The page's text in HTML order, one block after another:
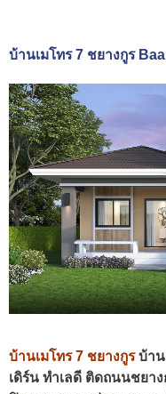
บ้านเมโทร 7 ชยางกูร
บ้านเมโทร 7 ชยางกูรบ้าน
เดิร์น ทำเลดี ติดถนนชยา